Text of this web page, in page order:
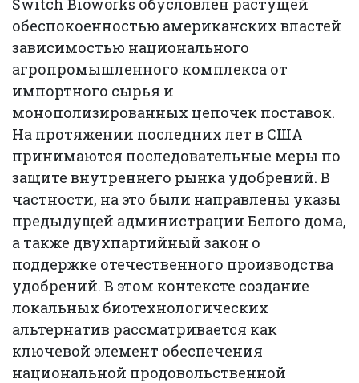
обеспокоенностью американских властей
зависимостью национального
агропромышленного комплекса от
импортного сырья и
монополизированных цепочек поставок.
На протяжении последних лет в США
принимаются последовательные меры по
защите внутреннего рынка удобрений. В
частности, на это были направлены указы
предыдущей администрации Белого дома,
а также двухпартийный закон о
поддержке отечественного производства
удобрений. В этом контексте создание
локальных биотехнологических
альтернатив рассматривается как
ключевой элемент обеспечения
национальной продовольственной